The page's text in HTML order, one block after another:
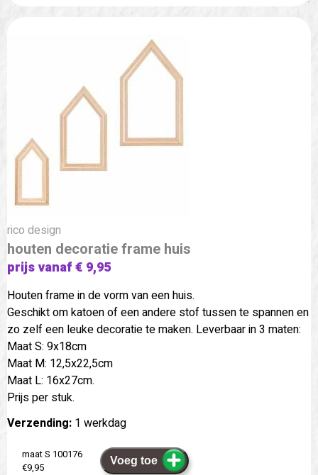
rico design
houten decoratie frame huis
prijs vanaf € 9,95
Houten frame in de vorm van een huis.
Geschikt om katoen of een andere stof tussen te spannen en
zo zelf een leuke decoratie te maken. Leverbaar in 3 maten:
Maat S: 9x18cm
Maat M: 12,5x22,5cm
Maat L: 16x27cm.
Prijs per stuk.
Verzending: 1 werkdag
maat S 100176
€9,95
Voeg toe